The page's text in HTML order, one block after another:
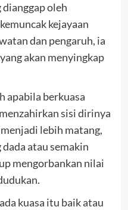
oleh
kejayaan
dan pengaruh, ia
akan menyingkap
apabila berkuasa
sisi dirinya
lebih matang,
atau semakin
mengorbankan nilai
kuasa itu baik atau